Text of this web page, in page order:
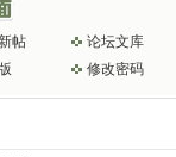
帖 论坛文库
修改密码